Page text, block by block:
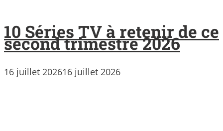
10 Séries TV à retenir de ce
second trimestre 2026
16 juillet 202616 juillet 2026